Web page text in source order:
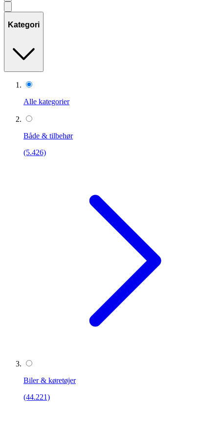
Kategori
Alle kategorier
Både & tilbehør
(5.426)
Biler & køretøjer
(44.221)